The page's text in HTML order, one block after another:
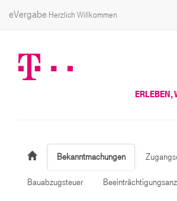
eVergabe Herzlich Willkommen
ERLEBEN,
Bekanntmachungen
Bauabzugsteuer